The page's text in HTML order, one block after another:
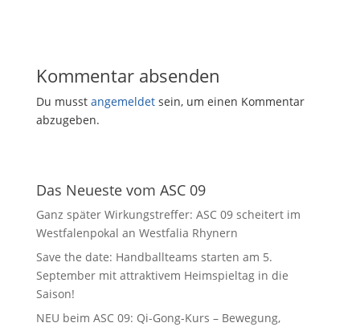
Kommentar absenden
Du musst angemeldetsein, um einen Kommentar
abzugeben.
Das Neueste vom ASC 09
Ganz später Wirkungstreffer: ASC 09 scheitert im
Westfalenpokal an Westfalia Rhynern
Save the date: Handballteams starten am 5.
September mit attraktivem Heimspieltag in die
Saison!
NEU beim ASC 09: Qi-Gong-Kurs – Bewegung,